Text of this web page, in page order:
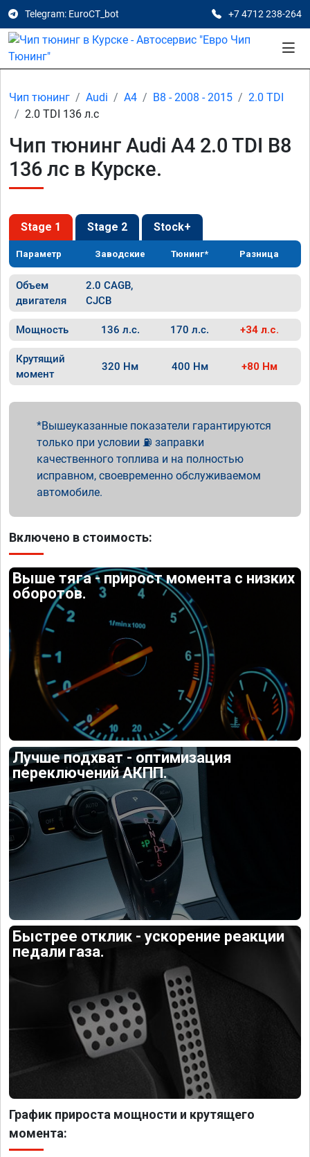
Telegram: EuroCT_bot +7 4712 238-264
Чип тюнинг Audi A4 B8 - 2008 - 2015
2.0 TDI
2.0 TDI 136 л.с
Чип тюнинг Audi A4 2.0 TDI B8
136 лс в Курске.
Stage 1 Stage 2 Stock+
Параметр Заводские Тюнинг* Разница
Объем
двигателя
2.0 CAGB,
CJCB
Мощность 136 л.с. 170 л.с. +34 л.с.
Крутящий
момент
320 Нм 400 Нм +80 Нм
Вышеуказанные показатели гарантируются
только при условии ⛽ заправки
качественного топлива и на полностью
исправном, своевременно обслуживаемом
автомобиле.
Включено в стоимость:
Выше тяга - прирост момента с низких
оборотов.
Лучше подхват - оптимизация
переключений АКПП.
Быстрее отклик - ускорение реакции
педали газа.
График прироста мощности и крутящего
момента: